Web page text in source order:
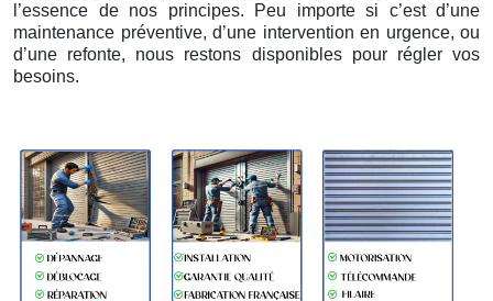
l’essence de nos principes. Peu importe si c’est d’une
maintenance préventive, d’une intervention en urgence, ou
d’une refonte, nous restons disponibles pour régler vos
besoins.